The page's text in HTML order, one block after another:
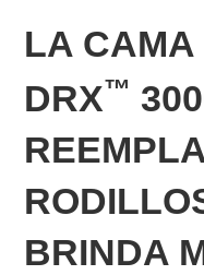
LA CAMA
DRX™
BRINDA